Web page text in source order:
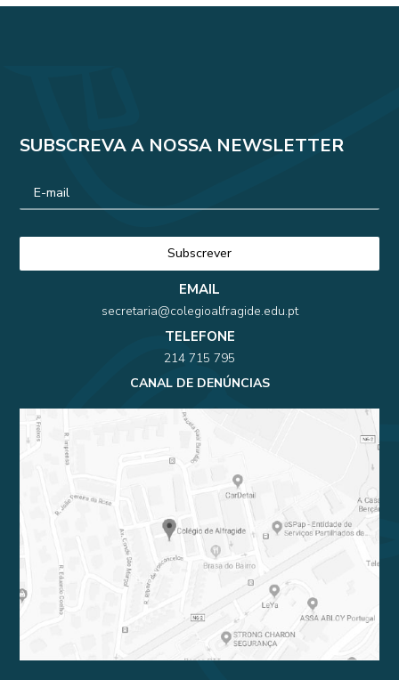
SUBSCREVA A NOSSA NEWSLETTER
EMAIL
secretaria@colegioalfragide.edu.pt
TELEFONE
214 715 795
CANAL DE DENÚNCIAS